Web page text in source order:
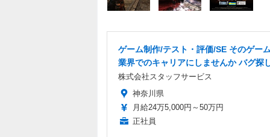
ゲーム制作/テスト・評価/SE そのゲー
業界でのキャリアにしませんか バグ探
株式会社スタッフサービス
神奈川県
月給24万5,000円～50万円
正社員